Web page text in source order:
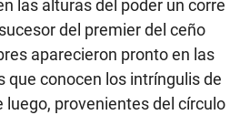
las alturas del poder un corre
del premier del ceño
aparecieron pronto en las
que conocen los intríngulis de
luego, provenientes del círculo